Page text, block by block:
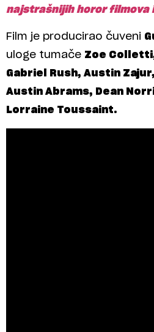
najstrašnijih horor filmova
Film je producirao čuveni
uloge tumače Zoe
Gabriel Rush, Austin
Austin Abrams, Dean
Lorraine Toussaint.